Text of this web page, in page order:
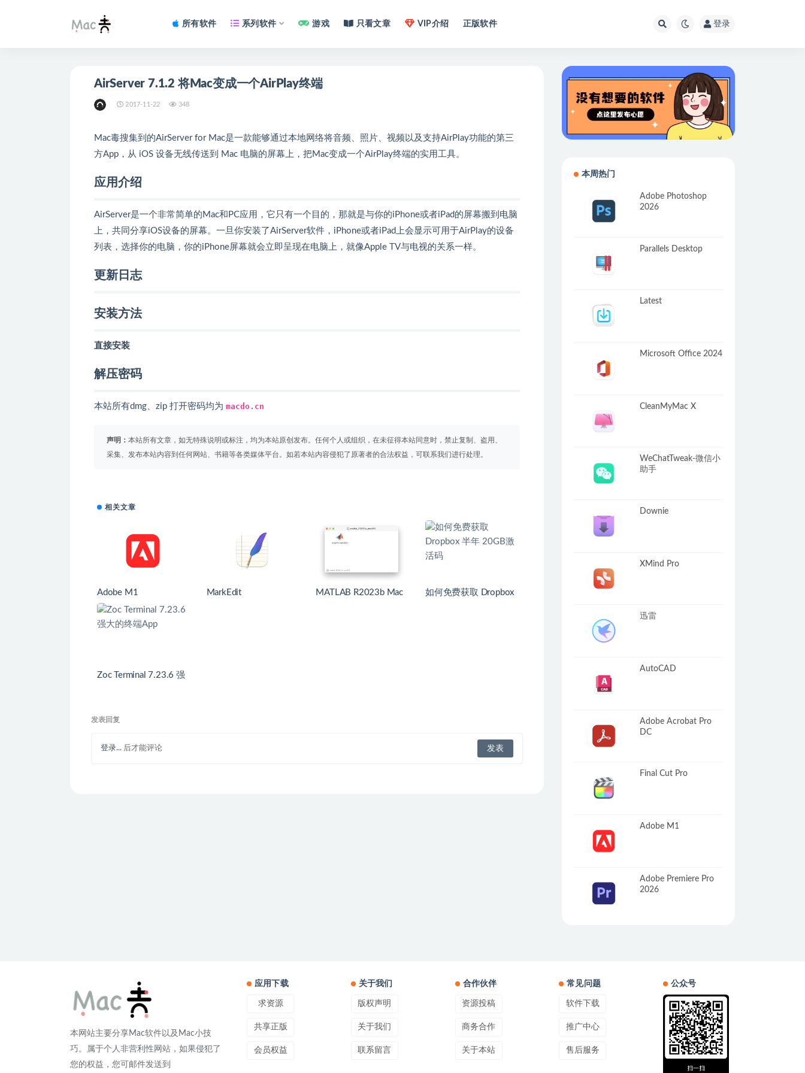
所有软件 系列软件 游戏 只看文章 VIP介绍 正版软件 登录
AirServer 7.1.2 将Mac变成一个AirPlay终端
2017-11-22 348
Mac毒搜集到的AirServer for Mac是一款能够通过本地网络将音频、照片、视频以及支持AirPlay功能的第三
方App，从 iOS 设备无线传送到 Mac 电脑的屏幕上，把Mac变成一个AirPlay终端的实用工具。
应用介绍
AirServer是一个非常简单的Mac和PC应用，它只有一个目的，那就是与你的iPhone或者iPad的屏幕搬到电脑
上，共同分享iOS设备的屏幕。一旦你安装了AirServer软件，iPhone或者iPad上会显示可用于AirPlay的设备
列表，选择你的电脑，你的iPhone屏幕就会立即呈现在电脑上，就像Apple TV与电视的关系一样。
更新日志
安装方法
直接安装
解压密码
本站所有dmg、zip 打开密码均为 macdo.cn
声明： 本站所有文章，如无特殊说明或标注，均为本站原创发布。任何个人或组织，在未征得本站同意时，禁止复制、盗用、
采集、发布本站内容到任何网站、书籍等各类媒体平台。如若本站内容侵犯了原著者的合法权益，可联系我们进行处理。
相关文章
Adobe M1 MarkEdit
MATLAB R2023b Mac
如何免费获取 Dropbox
Zoc Terminal 7.23.6 强
发表回复
登录... 后才能评论
本周热门
Adobe Photoshop
2026
Parallels Desktop
Latest
Microsoft Office 2024
CleanMyMac X
WeChatTweak-微信小
助手
Downie
XMind Pro
迅雷
AutoCAD
Adobe Acrobat Pro
DC
Final Cut Pro
Adobe M1
Adobe Premiere Pro
2026
本网站主要分享Mac软件以及Mac小技
巧。属于个人非营利性网站，如果侵犯了
您的权益，您可邮件发送到
应用下载
求资源
共享正版
会员权益
关于我们
版权声明
关于我们
联系留言
合作伙伴
资源投稿
商务合作
关于本站
常见问题
软件下载
推广中心
售后服务
公众号